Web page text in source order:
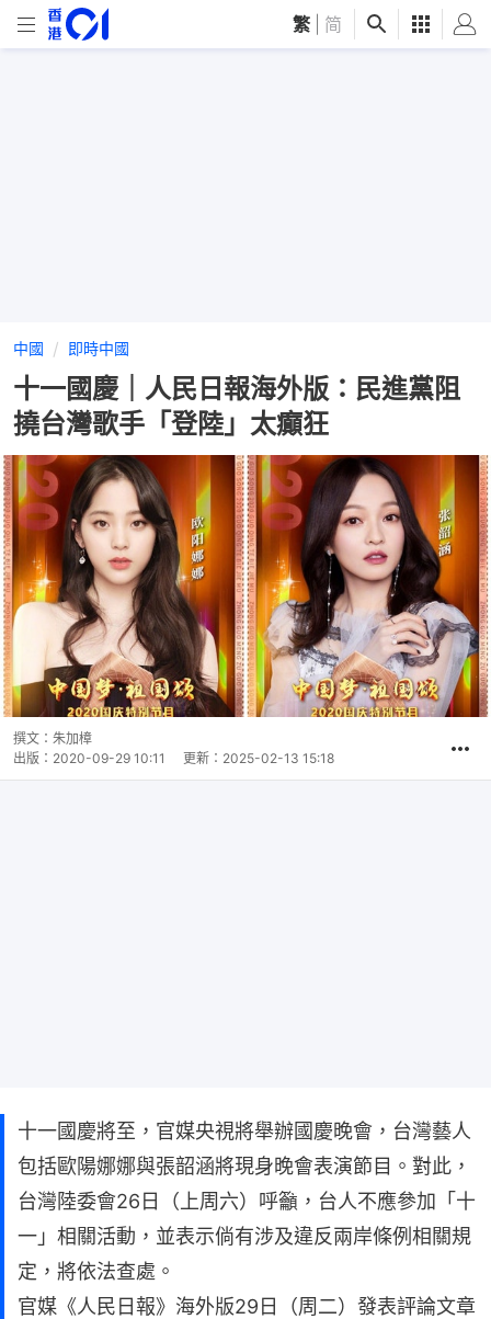
繁 简
中國 即時中國
十一國慶｜人民日報海外版：民進黨阻
撓台灣歌手「登陸」太癲狂
撰文： 朱加樟
出版： 2020-09-29 10:11 更新： 2025-02-13 15:18
十一國慶將至，官媒央視將舉辦國慶晚會，台灣藝人
包括歐陽娜娜與張韶涵將現身晚會表演節目。對此，
台灣陸委會26日（上周六）呼籲，台人不應參加「十
一」相關活動，並表示倘有涉及違反兩岸條例相關規
定，將依法查處。
官媒《人民日報》海外版29日（周二）發表評論文章